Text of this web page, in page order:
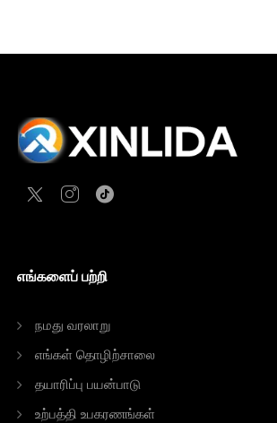
எங்களைப் பற்றி
நமது வரலாறு
எங்கள் தொழிற்சாலை
தயாரிப்பு பயன்பாடு
உற்பத்தி உபகரணங்கள்